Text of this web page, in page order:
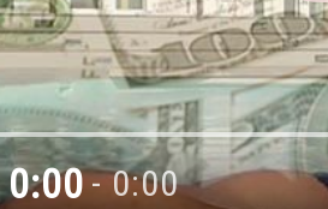
0:00- 0:00